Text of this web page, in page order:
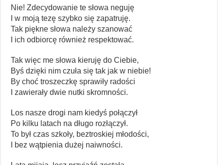
Nie! Zdecydowanie te słowa neguję
I w moją tezę szybko się zapatruję.
Tak piękne słowa należy szanować
I ich odbiorcę również respektować.
Tak więc me słowa kieruję do Ciebie,
Byś dzięki nim czuła się tak jak w niebie!
By choć troszeczkę sprawiły radości
I zawierały dwie nutki skromności.
Los nasze drogi nam kiedyś połączył
Po kilku latach na długo rozłączył.
To był czas szkoły, beztroskiej młodości,
I bez wątpienia dużej naiwności.